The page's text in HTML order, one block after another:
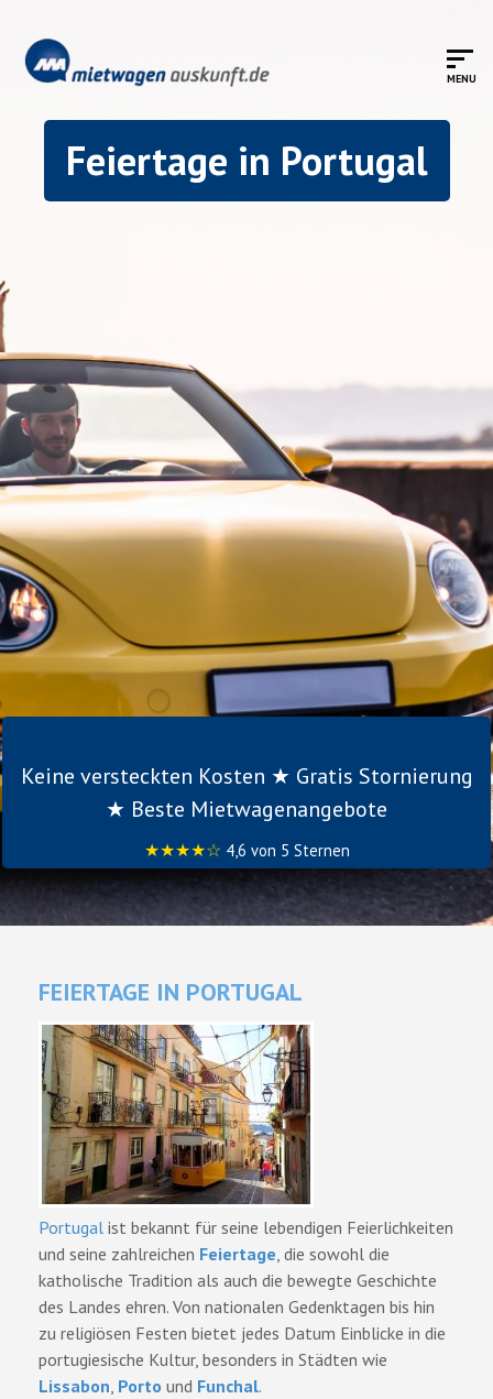
Feiertage in Portugal
Keine versteckten Kosten ★ Gratis Stornierung
★ Beste Mietwagenangebote
★★★★☆ 4,6 von 5 Sternen
FEIERTAGE IN PORTUGAL
Portugal ist bekannt für seine lebendigen Feierlichkeiten
und seine zahlreichen Feiertage, die sowohl die
katholische Tradition als auch die bewegte Geschichte
des Landes ehren. Von nationalen Gedenktagen bis hin
zu religiösen Festen bietet jedes Datum Einblicke in die
portugiesische Kultur, besonders in Städten wie
Lissabon, Porto und Funchal.